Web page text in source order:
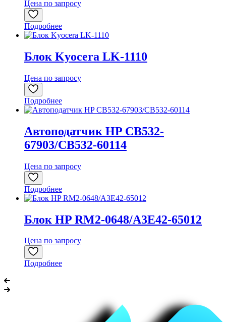
Цена по запросу
Подробнее
Блок Kyocera LK-1110
Цена по запросу
Подробнее
Автоподатчик HP CB532-
67903/CB532-60114
Цена по запросу
Подробнее
Блок HP RM2-0648/A3E42-65012
Цена по запросу
Подробнее